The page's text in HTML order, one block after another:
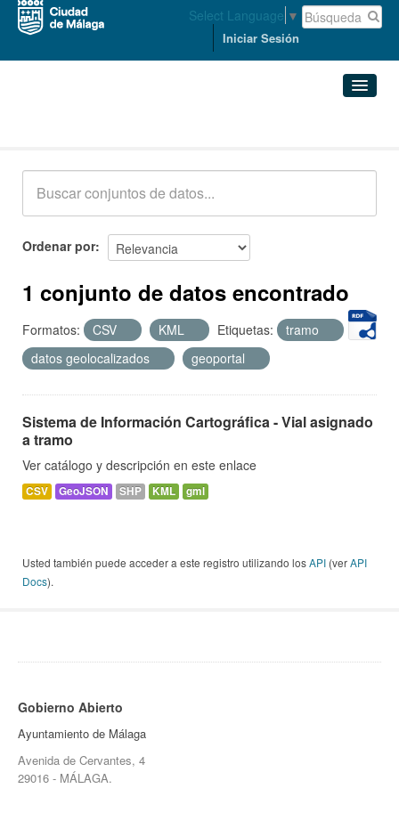
Select Language ▼
Iniciar Sesión
Acerca de
Ordenar por
1 conjunto de datos encontrado
Formatos: CSV KML Etiquetas:
tramo
datos geolocalizados
geoportal
Sistema de Información Cartográfica - Vial asignado
a tramo
Ver catálogo y descripción en este enlace
CSV GeoJSON SHP KML gml
Usted también puede acceder a este registro utilizando losAPI (verAPI
Docs).
Gobierno Abierto
Ayuntamiento de Málaga
Avenida de Cervantes, 4
29016 - MÁLAGA.